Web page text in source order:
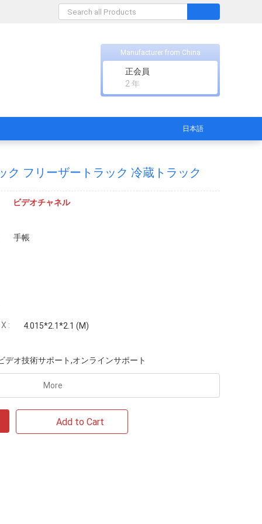
Manufacturer from China
正会員
2 年
日本語
ク フリーザートラック 冷蔵トラック
ビデオチャネル
手帳
:
4.015*2.1*2.1 (M)
デオ技術サポート,オンラインサポート
More
Add to Cart